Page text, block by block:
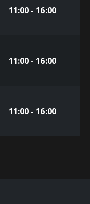
11:00 - 16:00
11:00 - 16:00
11:00 - 16:00